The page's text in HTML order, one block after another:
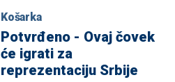
Košarka
Potvrđeno - Ovaj čovek
će igrati za
reprezentaciju Srbije